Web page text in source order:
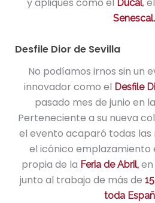
Ducal
Senescal.
Desfile Dior de Sevilla
No podíamos irnos sin un
innovador como el Desfile
pasado mes de junio en la
Perteneciente a su nueva
el evento acaparó todas
el icónico emplazamiento
propia de la Feria de Abril,
junto al trabajo de más de
toda